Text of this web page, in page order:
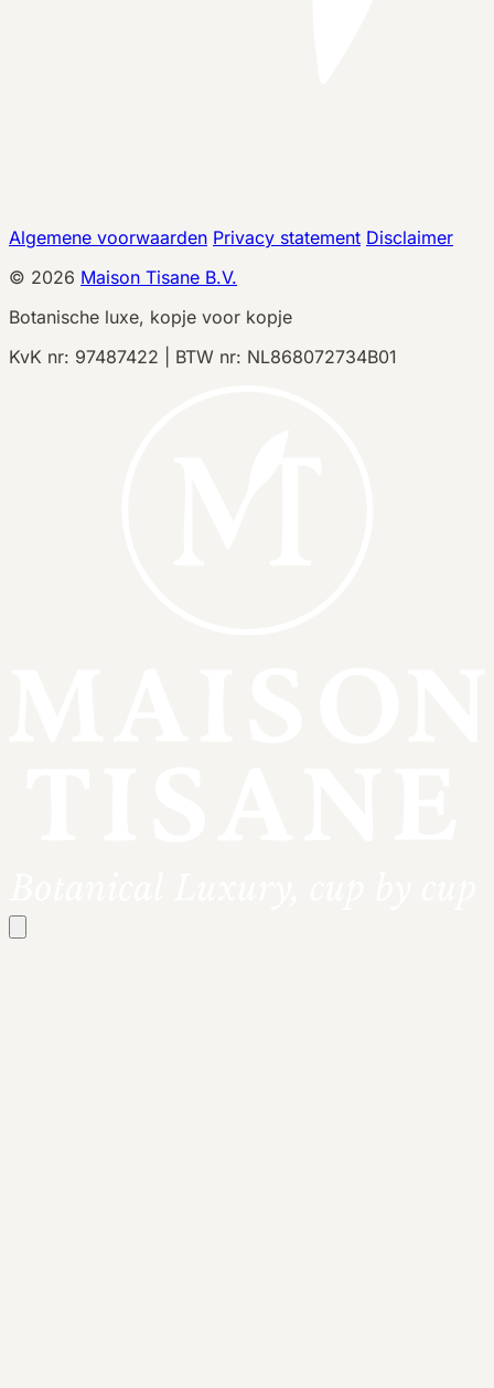
Algemene voorwaarden Privacy statement Disclaimer
© 2026 Maison Tisane B.V.
Botanische luxe, kopje voor kopje
KvK nr: 97487422 | BTW nr: NL868072734B01